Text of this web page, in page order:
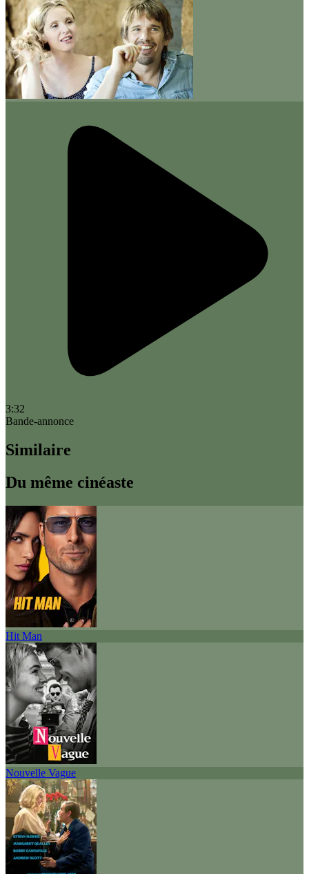
3:32
Bande-annonce
Similaire
Du même cinéaste
Hit Man
Nouvelle Vague